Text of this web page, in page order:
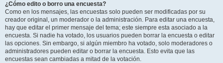
¿Cómo edito o borro una encuesta?
Como en los mensajes, las encuestas solo pueden ser modificadas por su
creador original, un moderador o la administración. Para editar una encuesta,
hay que editar el primer mensaje del tema; este siempre esta asociado a la
encuesta. Si nadie ha votado, los usuarios pueden borrar la encuesta o editar
las opciones. Sin embargo, si algún miembro ha votado, solo moderadores o
administradores pueden editar o borrar la encuesta. Esto evita que las
encuestas sean cambiadas a mitad de la votación.